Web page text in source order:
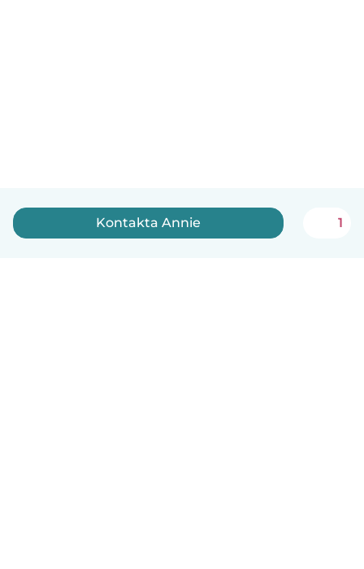
Kontakta Annie 1